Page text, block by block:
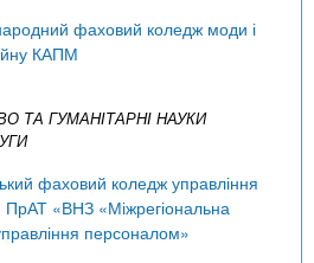
фаховий коледж моди і
КАПМ
ТА ГУМАНІТАРНІ НАУКИ
фаховий коледж управління
ПрАТ «ВНЗ «Міжрегіональна
персоналом»